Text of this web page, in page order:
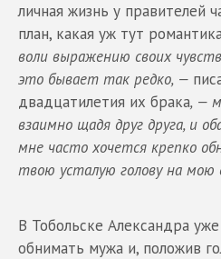
личная жизнь у правителей
план, какая уж тут
воли выражению своих
это бывает так редко, —
двадцатилетия их брака, —
взаимно щадя друг друга, и
мне часто хочется крепко
твою усталую голову на мою
В Тобольске Александра
обнимать мужа и, положив